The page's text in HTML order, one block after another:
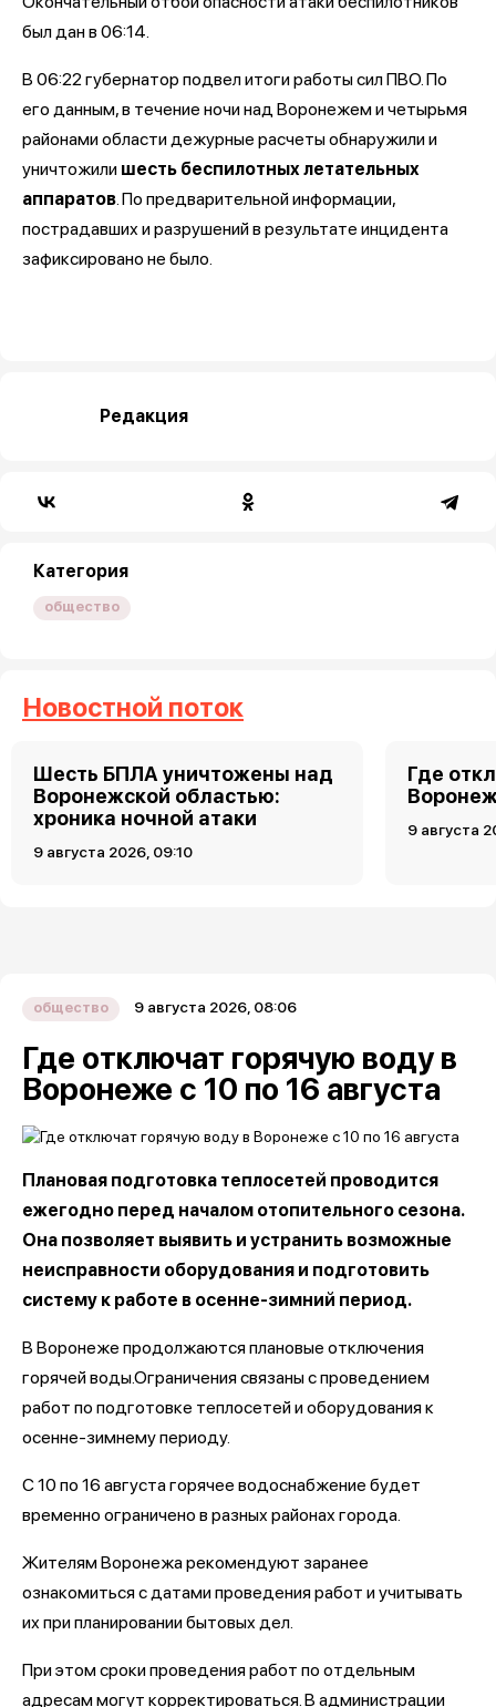
был дан в 06:14.
В 06:22 губернатор подвел итоги работы сил ПВО. По
его данным, в течение ночи над Воронежем и четырьмя
районами области дежурные расчеты обнаружили и
уничтожили шесть беспилотных летательных
аппаратов. По предварительной информации,
пострадавших и разрушений в результате инцидента
зафиксировано не было.
Редакция
Категория
общество
Новостной поток
Шесть БПЛА уничтожены над
Воронежской областью:
хроника ночной атаки
9 августа 2026, 09:10
Где
9 августа
общество 9 августа 2026, 08:06
Где отключат горячую воду в
Воронеже с 10 по 16 августа
Плановая подготовка теплосетей проводится
ежегодно перед началом отопительного сезона.
Она позволяет выявить и устранить возможные
неисправности оборудования и подготовить
систему к работе в осенне-зимний период.
В Воронеже продолжаются плановые отключения
горячей воды.Ограничения связаны с проведением
работ по подготовке теплосетей и оборудования к
осенне-зимнему периоду.
С 10 по 16 августа горячее водоснабжение будет
временно ограничено в разных районах города.
Жителям Воронежа рекомендуют заранее
ознакомиться с датами проведения работ и учитывать
их при планировании бытовых дел.
При этом сроки проведения работ по отдельным
адресам могут корректироваться. В администрации